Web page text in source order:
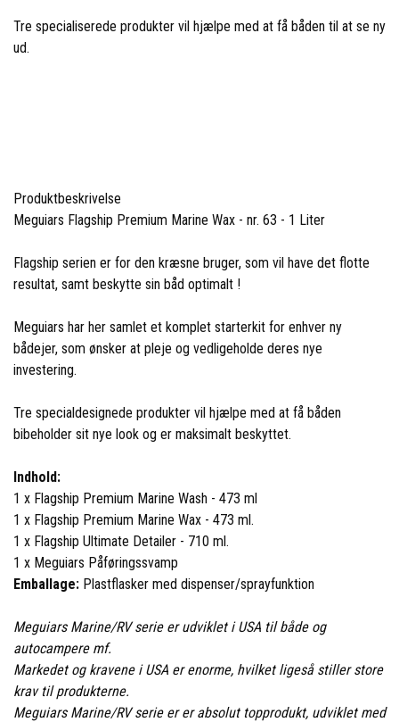
Tre specialiserede produkter vil hjælpe med at få båden til at se ny
ud.
Produktbeskrivelse
Meguiars Flagship Premium Marine Wax - nr. 63 - 1 Liter
Flagship serien er for den kræsne bruger, som vil have det flotte
resultat, samt beskytte sin båd optimalt !
Meguiars har her samlet et komplet starterkit for enhver ny
bådejer, som ønsker at pleje og vedligeholde deres nye
investering.
Tre specialdesignede produkter vil hjælpe med at få båden
bibeholder sit nye look og er maksimalt beskyttet.
Indhold:
1 x Flagship Premium Marine Wash - 473 ml
1 x Flagship Premium Marine Wax - 473 ml.
1 x Flagship Ultimate Detailer - 710 ml.
1 x Meguiars Påføringssvamp
Emballage: Plastflasker med dispenser/sprayfunktion
Meguiars Marine/RV serie er udviklet i USA til både og
autocampere mf.
Markedet og kravene i USA er enorme, hvilket ligeså stiller store
krav til produkterne.
Meguiars Marine/RV serie er er absolut topprodukt, udviklet med